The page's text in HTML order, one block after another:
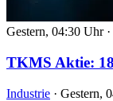
Gestern, 04:30 Uhr ·
TKMS Aktie:
Industrie · Gestern,